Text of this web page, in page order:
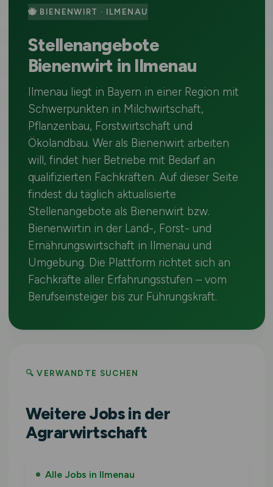
🐝 BIENENWIRT · ILMENAU
Stellenangebote
Bienenwirt in Ilmenau
Ilmenau liegt in Bayern in einer Region mit
Schwerpunkten in Milchwirtschaft,
Pflanzenbau, Forstwirtschaft und
Ökolandbau. Wer als Bienenwirt arbeiten
will, findet hier Betriebe mit Bedarf an
qualifizierten Fachkräften. Auf dieser Seite
findest du täglich aktualisierte
Stellenangebote als Bienenwirt bzw.
Bienenwirtin in der Land-, Forst- und
Ernährungswirtschaft in Ilmenau und
Umgebung. Die Plattform richtet sich an
Fachkräfte aller Erfahrungsstufen – vom
Berufseinsteiger bis zur Führungskraft.
🔍 VERWANDTE SUCHEN
Weitere Jobs in der
Agrarwirtschaft
Alle Jobs in Ilmenau